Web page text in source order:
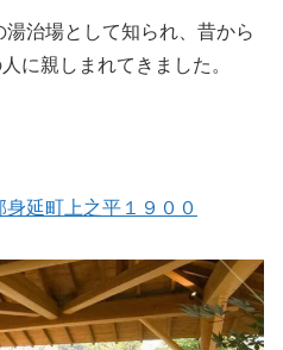
治場として知られ、昔から
に親しまれてきました。
延町上之平１９００